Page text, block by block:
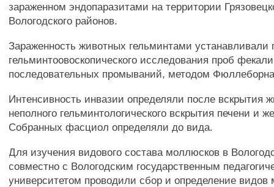
зараженном эндопаразитами на территории
Вологодского районов.
Зараженность животных гельминтами устанавливали
гельминтоовоскопического исследования проб
последовательных промываний, методом
Интенсивность инвазии определяли после вскрытия
неполного гельминтологического вскрытия печени и
Собранных фасциол определяли до вида.
Для изучения видового состава моллюсков в
совместно с Вологодским государственным
университетом проводили сбор и определение